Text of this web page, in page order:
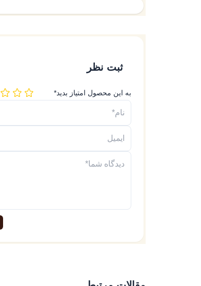
ثبت نظر
به این محصول امتیاز بدید*